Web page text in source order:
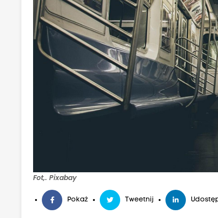
Fot,. Pixabay
Pokaż Tweetnij